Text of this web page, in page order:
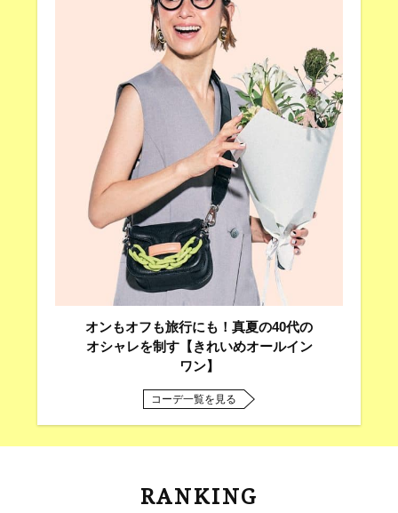
オンもオフも旅行にも！真夏の40代の
オシャレを制す【きれいめオールイン
ワン】
コーデ一覧を見る
RANKING